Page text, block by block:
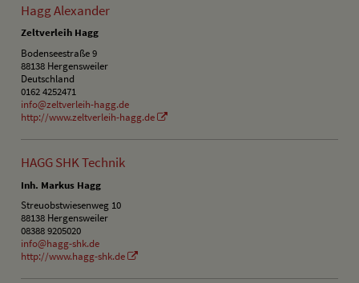
Hagg Alexander
Zeltverleih Hagg
Bodenseestraße 9
88138 Hergensweiler
Deutschland
0162 4252471
info@zeltverleih-hagg.de
http://www.zeltverleih-hagg.de
HAGG SHK Technik
Inh. Markus Hagg
Streuobstwiesenweg 10
88138 Hergensweiler
08388 9205020
info@hagg-shk.de
http://www.hagg-shk.de